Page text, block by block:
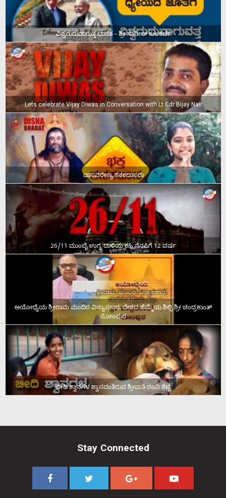
ವಿಶ್ವಗುರುವಾಗುತ್ತ ಭಾರತ – ಶ್ರೀ ಸುನೀಲ್‌ ಕುಲಕರ್ಣಿ
Lets celebrate Vijay Diwas in Conversation with Lt Cdr Bijay Nair
ದಾಸವರೇಣ್ಯ ಕನಕದಾಸರು
26/11 ಮುಂಬೈ ಉಗ್ರ ದಾಳಿಯ ಕಹಿ ನೆನಪಿಗೆ 12 ವರ್ಷ
ಅಯೋಧ್ಯೆಯ ಶ್ರೀರಾಮ ಮಂದಿರ ವಿನ್ಯಾಸಕಾರ, ದೇಶದ ಹೆಮ್ಮೆಯ ಶಿಲ್ಪಿ ಶ್ರೀ ಚಂದ್ರಕಾಂತ್‌
ಸೋಂಪುರ
ಬೀದಿ ಶ್ವಾನಗಳ ಶ್ವಾಸದಂತಿರುವ ಶ್ರೀಮತಿ ರಜನಿ ಶೆಟ್ಟಿ
Stay Connected